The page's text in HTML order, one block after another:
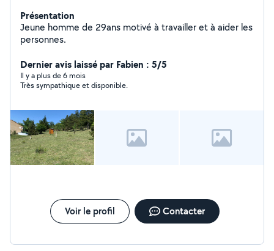
Présentation
Jeune homme de 29ans motivé à travailler et à aider les
personnes.
Dernier avis laissé par Fabien : 5/5
Il y a plus de 6 mois
Très sympathique et disponible.
Voir le profil Contacter